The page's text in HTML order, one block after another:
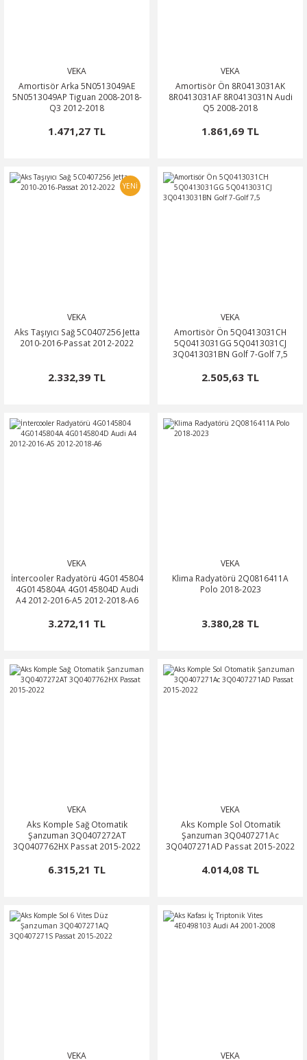
VEKA
Amortisör Arka 5N0513049AE
5N0513049AP Tiguan 2008-2018-
Q3 2012-2018
1.471,27 TL
VEKA
Amortisör Ön 8R0413031AK
8R0413031AF 8R0413031N Audi
Q5 2008-2018
1.861,69 TL
YENİ
VEKA
Aks Taşıyıcı Sağ 5C0407256 Jetta
2010-2016-Passat 2012-2022
2.332,39 TL
VEKA
Amortisör Ön 5Q0413031CH
5Q0413031GG 5Q0413031CJ
3Q0413031BN Golf 7-Golf 7,5
2.505,63 TL
VEKA
İntercooler Radyatörü 4G0145804
4G0145804A 4G0145804D Audi
A4 2012-2016-A5 2012-2018-A6
3.272,11 TL
VEKA
Klima Radyatörü 2Q0816411A
Polo 2018-2023
3.380,28 TL
VEKA
Aks Komple Sağ Otomatik
Şanzuman 3Q0407272AT
3Q0407762HX Passat 2015-2022
6.315,21 TL
VEKA
Aks Komple Sol Otomatik
Şanzuman 3Q0407271Ac
3Q0407271AD Passat 2015-2022
4.014,08 TL
VEKA VEKA